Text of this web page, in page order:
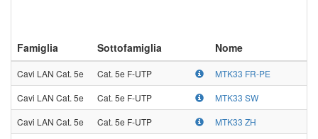
Famiglia Sottofamiglia Nome
Cavi LAN Cat. 5e Cat. 5e F-UTP
MTK33 FR-PE
Cavi LAN Cat. 5e
Cat. 5e F-UTP
MTK33 SW
Cavi LAN Cat. 5e
Cat. 5e F-UTP
MTK33 ZH